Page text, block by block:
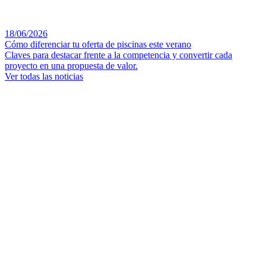
18/06/2026
Cómo diferenciar tu oferta de piscinas este verano
Claves para destacar frente a la competencia y convertir cada
proyecto en una propuesta de valor.
Ver todas las noticias